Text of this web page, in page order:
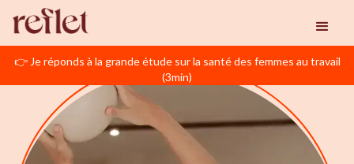
👉 Je réponds à la grande étude sur la santé des femmes au travail
(3min)